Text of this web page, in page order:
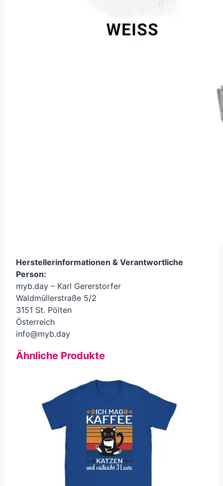
Herstellerinformationen & Verantwortliche
Person:
myb.day – Karl Gererstorfer
Waldmüllerstraße 5/2
3151 St. Pölten
Österreich
info@myb.day
Ähnliche Produkte